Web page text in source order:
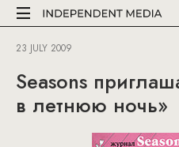
23 JULY 2009
Seasons
в летнюю ночь»